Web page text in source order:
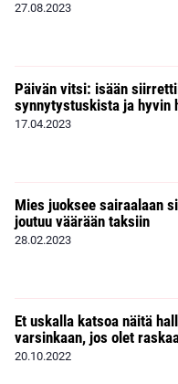
27.08.2023
Päivän vitsi: isään
synnytystuskista ja hyvin
17.04.2023
Mies juoksee sairaalaan
joutuu väärään taksiin
28.02.2023
Et uskalla katsoa näitä
varsinkaan, jos olet
20.10.2022